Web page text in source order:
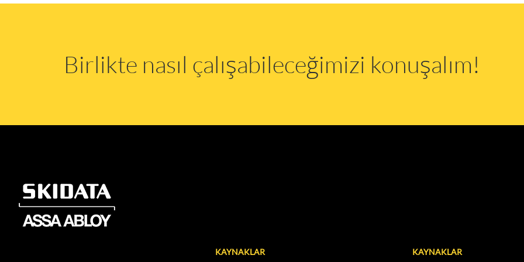
Birlikte nasıl çalışabileceğimizi konuşalım!
KAYNAKLAR KAYNAKLAR